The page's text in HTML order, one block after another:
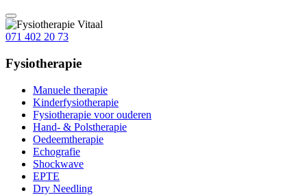
071 402 20 73
Fysiotherapie
Manuele therapie
Kinderfysiotherapie
Fysiotherapie voor ouderen
Hand- & Polstherapie
Oedeemtherapie
Echografie
Shockwave
EPTE
Dry Needling